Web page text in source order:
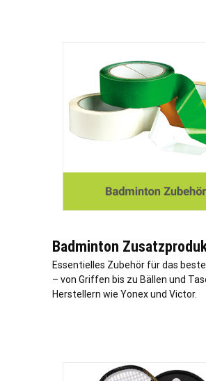
Badminton
Essentielles Zubehör für das
– von Griffen bis zu Bällen und
Herstellern wie Yonex und Victor.